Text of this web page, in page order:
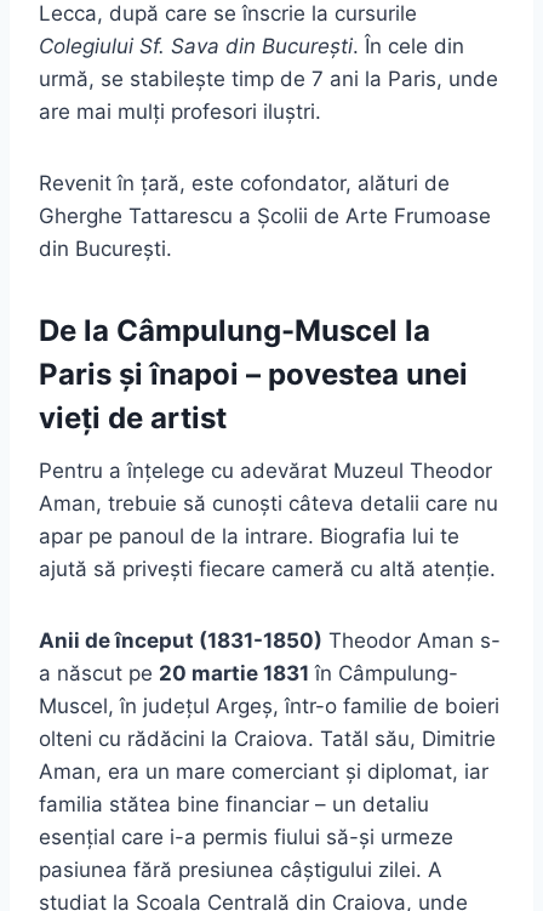
Lecca, după care se înscrie la cursurile
Colegiului Sf. Sava din București. În cele din
urmă, se stabilește timp de 7 ani la Paris, unde
are mai mulți profesori iluștri.
Revenit în țară, este cofondator, alături de
Gherghe Tattarescu a Școlii de Arte Frumoase
din București.
De la Câmpulung-Muscel la
Paris și înapoi – povestea unei
vieți de artist
Pentru a înțelege cu adevărat Muzeul Theodor
Aman, trebuie să cunoști câteva detalii care nu
apar pe panoul de la intrare. Biografia lui te
ajută să privești fiecare cameră cu altă atenție.
Anii de început (1831-1850) Theodor Aman s-
a născut pe 20 martie 1831 în Câmpulung-
Muscel, în județul Argeș, într-o familie de boieri
olteni cu rădăcini la Craiova. Tatăl său, Dimitrie
Aman, era un mare comerciant și diplomat, iar
familia stătea bine financiar – un detaliu
esențial care i-a permis fiului să-și urmeze
pasiunea fără presiunea câștigului zilei. A
studiat la Școala Centrală din Craiova, unde